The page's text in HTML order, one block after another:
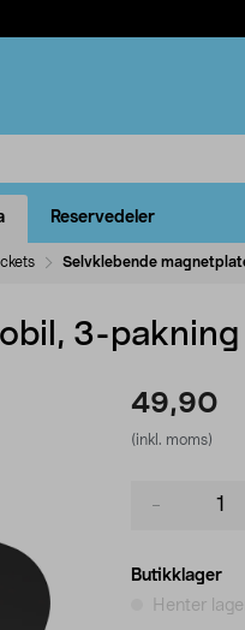
Reservedeler
Selvklebende
3-pakning
49,90
(inkl. moms)
Butikklager
Henter